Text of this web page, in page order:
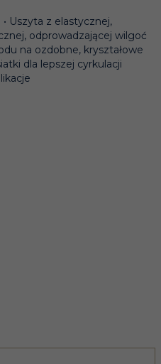
Uszyta z elastycznej,
odprowadzającej wilgoć
na ozdobne, kryształowe
dla lepszej cyrkulacji